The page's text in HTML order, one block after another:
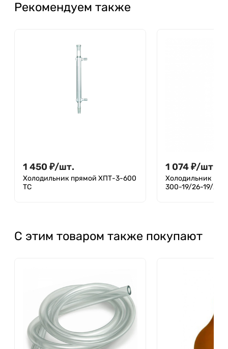
Рекомендуем также
1 450 ₽/шт.
Холодильник прямой ХПТ-3-600
ТС
1 074₽/шт.
Холодильник
300-19/26-19/26
С этим товаром также покупают